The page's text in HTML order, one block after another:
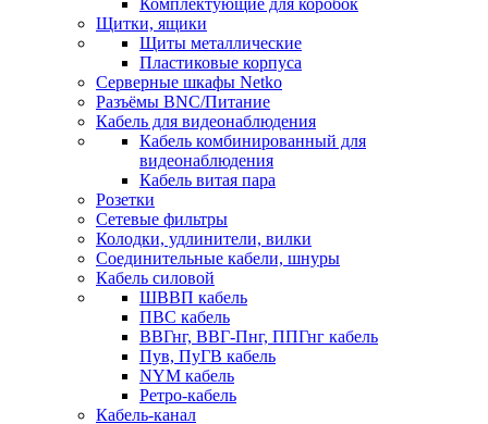
Комплектующие для коробок
Щитки, ящики
Щиты металлические
Пластиковые корпуса
Серверные шкафы Netko
Разъёмы BNC/Питание
Кабель для видеонаблюдения
Кабель комбинированный для
видеонаблюдения
Кабель витая пара
Розетки
Сетевые фильтры
Колодки, удлинители, вилки
Соединительные кабели, шнуры
Кабель силовой
ШВВП кабель
ПВС кабель
ВВГнг, ВВГ-Пнг, ППГнг кабель
Пув, ПуГВ кабель
NYM кабель
Ретро-кабель
Кабель-канал